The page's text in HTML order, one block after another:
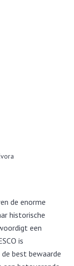
de enorme
historische
een
is
best bewaarde